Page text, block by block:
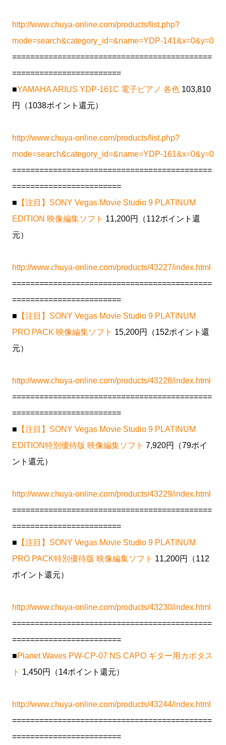
http://www.chuya-online.com/products/list.php?
mode=search&category_id=&name=YDP-141&x=0&y=0
============================================
========================
■YAMAHA ARIUS YDP-161C 電子ピアノ 各色 103,810
円（1038ポイント還元）
http://www.chuya-online.com/products/list.php?
mode=search&category_id=&name=YDP-161&x=0&y=0
============================================
========================
■ 【注目】SONY Vegas Movie Studio 9 PLATINUM
EDITION 映像編集ソフト 11,200円（112ポイント還
元）
http://www.chuya-online.com/products/43227/index.html
============================================
========================
■ 【注目】SONY Vegas Movie Studio 9 PLATINUM
PRO PACK 映像編集ソフト 15,200円（152ポイント還
元）
http://www.chuya-online.com/products/43228/index.html
============================================
========================
■ 【注目】SONY Vegas Movie Studio 9 PLATINUM
EDITION特別優待版 映像編集ソフト 7,920円（79ポイ
ント還元）
http://www.chuya-online.com/products/43229/index.html
============================================
========================
■ 【注目】SONY Vegas Movie Studio 9 PLATINUM
PRO PACK特別優待版 映像編集ソフト 11,200円（112
ポイント還元）
http://www.chuya-online.com/products/43230/index.html
============================================
========================
■Planet Waves PW-CP-07 NS CAPO ギター用カポタス
ト 1,450円（14ポイント還元）
http://www.chuya-online.com/products/43244/index.html
============================================
========================